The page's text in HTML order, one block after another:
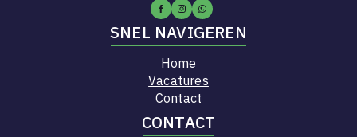
SNEL NAVIGEREN
Home
Vacatures
Contact
CONTACT